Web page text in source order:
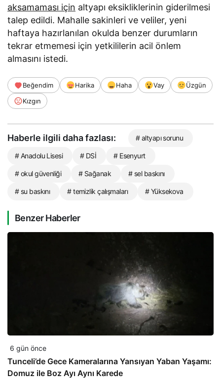
aksamaması için altyapı eksikliklerinin giderilmesi
talep edildi. Mahalle sakinleri ve veliler, yeni
haftaya hazırlanılan okulda benzer durumların
tekrar etmemesi için yetkililerin acil önlem
almasını istedi.
Beğendim Harika Haha Vay
Üzgün
Kızgın
Haberle ilgili daha fazlası: # altyapı sorunu
# Anadolu Lisesi # DSİ # Esenyurt
# okul güvenliği # Sağanak # sel baskını
# su baskını # temizlik çalışmaları # Yüksekova
Benzer Haberler
6 gün önce
Tunceli’de Gece Kameralarına Yansıyan Yaban Yaşamı:
Domuz ile Boz Ayı Aynı Karede